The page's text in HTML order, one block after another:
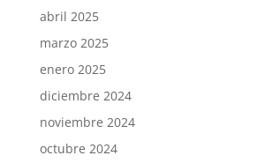
abril 2025
marzo 2025
enero 2025
diciembre 2024
noviembre 2024
octubre 2024